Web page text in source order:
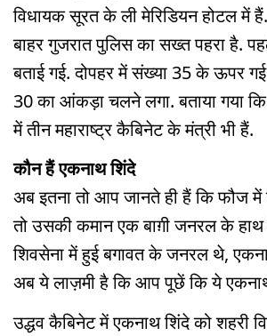
विधायक सूरत के ली मेरिडियन होटल में
बाहर गुजरात पुलिस का सख्त पहरा है.
बताई गई. दोपहर में संख्या 35 के ऊपर
30 का आंकड़ा चलने लगा. बताया गया
में तीन महाराष्ट्र कैबिनेट के मंत्री भी हैं.
कौन हैं एकनाथ शिंदे
अब इतना तो आप जानते ही हैं कि फौज में
तो उसकी कमान एक बाग़ी जनरल के हाथ
शिवसेना में हुई बगावत के जनरल थे,
अब ये लाज़मी है कि आप पूछें कि ये
उद्धव कैबिनेट में एकनाथ शिंदे को शहरी